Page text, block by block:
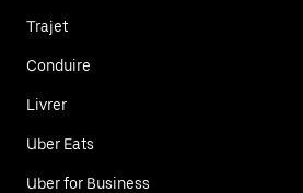
Trajet
Conduire
Livrer
Uber Eats
Uber for Business